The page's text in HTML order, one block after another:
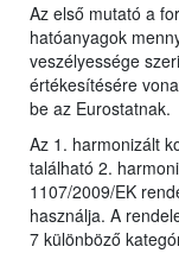
Az első mutató a
hatóanyagok
veszélyessége
értékesítésére
be az Eurostatnak.
Az 1. harmonizált
található 2.
1107/2009/EK
használja. A
7 különböző